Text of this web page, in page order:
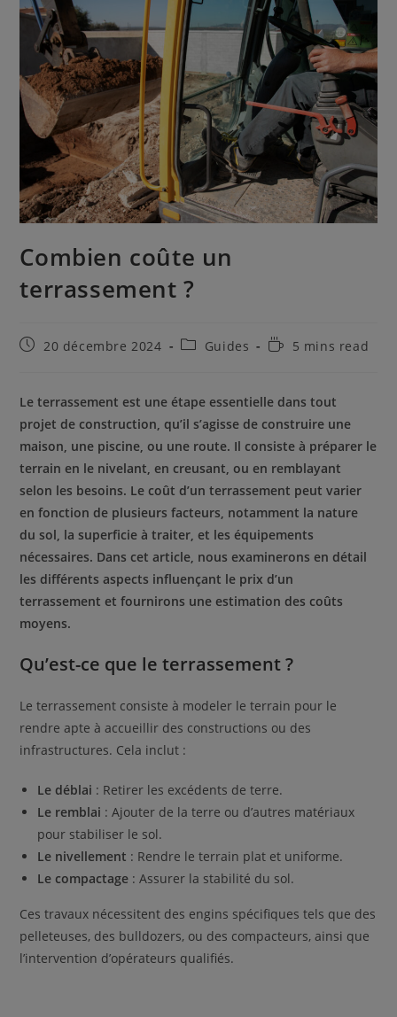
Combien coûte un
terrassement ?
Publication
20 décembre 2024
PostGuides
Temps5 mins read
Le terrassement est une étape essentielle dans tout
projet de construction, qu’il s’agisse de construire une
maison, une piscine, ou une route. Il consiste à préparer le
terrain en le nivelant, en creusant, ou en remblayant
selon les besoins. Le coût d’un terrassement peut varier
en fonction de plusieurs facteurs, notamment la nature
du sol, la superficie à traiter, et les équipements
nécessaires. Dans cet article, nous examinerons en détail
les différents aspects influençant le prix d’un
terrassement et fournirons une estimation des coûts
moyens.
Qu’est-ce que le terrassement ?
Le terrassement consiste à modeler le terrain pour le
rendre apte à accueillir des constructions ou des
infrastructures. Cela inclut :
Le déblai : Retirer les excédents de terre.
Le remblai : Ajouter de la terre ou d’autres matériaux
pour stabiliser le sol.
Le nivellement : Rendre le terrain plat et uniforme.
Le compactage : Assurer la stabilité du sol.
Ces travaux nécessitent des engins spécifiques tels que des
pelleteuses, des bulldozers, ou des compacteurs, ainsi que
l’intervention d’opérateurs qualifiés.